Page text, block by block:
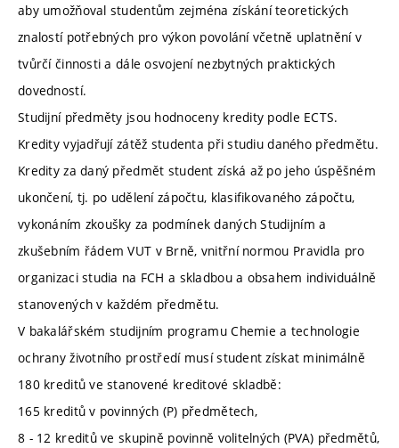
aby umožňoval studentům zejména získání teoretických
znalostí potřebných pro výkon povolání včetně uplatnění v
tvůrčí činnosti a dále osvojení nezbytných praktických
dovedností.
Studijní předměty jsou hodnoceny kredity podle ECTS.
Kredity vyjadřují zátěž studenta při studiu daného předmětu.
Kredity za daný předmět student získá až po jeho úspěšném
ukončení, tj. po udělení zápočtu, klasifikovaného zápočtu,
vykonáním zkoušky za podmínek daných Studijním a
zkušebním řádem VUT v Brně, vnitřní normou Pravidla pro
organizaci studia na FCH a skladbou a obsahem individuálně
stanovených v každém předmětu.
V bakalářském studijním programu Chemie a technologie
ochrany životního prostředí musí student získat minimálně
180 kreditů ve stanovené kreditové skladbě:
165 kreditů v povinných (P) předmětech,
8 - 12 kreditů ve skupině povinně volitelných (PVA) předmětů,